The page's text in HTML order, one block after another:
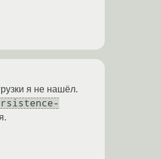
я не нашёл.